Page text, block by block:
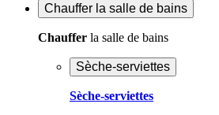
Chauffer la salle de bains
Chauffer la salle de bains
Sèche-serviettes
Sèche-serviettes